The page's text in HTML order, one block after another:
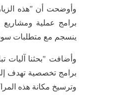
وأوضحت أن "هذه
برامج عملية ومشاريع
ينسجم مع متطلبات سوق
وأضافت "بحثنا آليات
برامج تخصصية تهدف
وترسيخ مكانة هذه